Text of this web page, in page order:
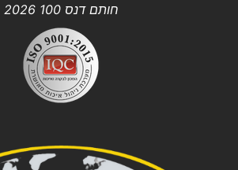
חותם דנס 100 2026